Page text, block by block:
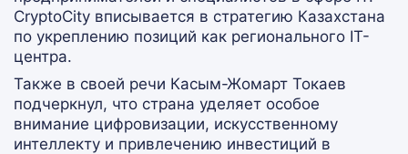
CryptoCity вписывается в стратегию Казахстана
по укреплению позиций как регионального IT-
центра.
Также в своей речи Касым-Жомарт Токаев
подчеркнул, что страна уделяет особое
внимание цифровизации, искусственному
интеллекту и привлечению инвестиций в